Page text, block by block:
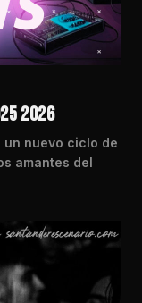
2026
nuevo ciclo de
amantes del